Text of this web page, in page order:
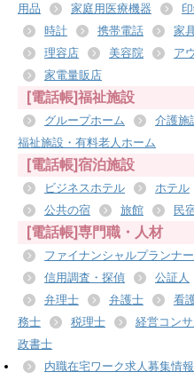
用品
家庭用医療機器
時計
携帯電話 家
理容店
美容院 ア
家電量販店
[電話帳]福祉施設
グループホーム 介護施
福祉施設・有料老人ホーム
[電話帳]宿泊施設
ビジネスホテル ホテル
公共の宿
旅館 民
[電話帳]専門職・人材
ファイナンシャルプランナー
信用調査・探偵
公証人
弁理士
弁護士 看
務士
税理士 経営コン
政書士
内職在宅ワーク求人募集情報